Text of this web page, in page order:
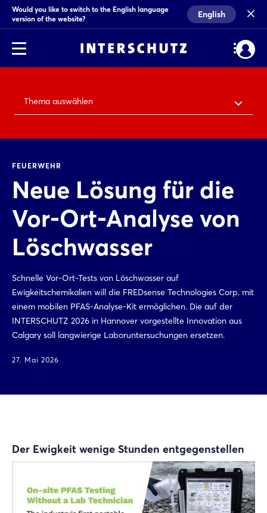
Would you like to switch to the English language
version of the website?
English
Thema auswählen
FEUERWEHR
Neue Lösung für die
Vor-Ort-Analyse von
Löschwasser
Schnelle Vor-Ort-Tests von Löschwasser auf
Ewigkeitschemikalien will die FREDsense Technologies Corp. mit
einem mobilen PFAS-Analyse-Kit ermöglichen. Die auf der
INTERSCHUTZ 2026 in Hannover vorgestellte Innovation aus
Calgary soll langwierige Laboruntersuchungen ersetzen.
27. Mai 2026
Der Ewigkeit wenige Stunden entgegenstellen